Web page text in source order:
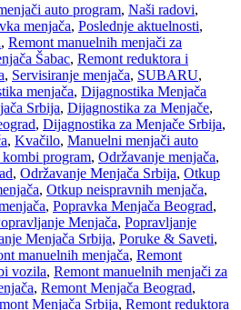
auto program, Naši radovi,
menjača, Poslednje aktuelnosti,
, Remont manuelnih menjači za
Šabac, Remont reduktora i
, Servisiranje menjača, SUBARU,
menjača, Dijagnostika Menjača
Srbija, Dijagnostika za Menjače,
, Dijagnostika za Menjače Srbija,
, Kvačilo, Manuelni menjači auto
program, Održavanje menjača,
, Održavanje Menjača Srbija, Otkup
, Otkup neispravnih menjača,
, Popravka Menjača Beograd,
Menjača, Popravljanje
Menjača Srbija, Poruke & Saveti,
manuelnih menjača, Remont
vozila, Remont manuelnih menjači za
, Remont Menjača Beograd,
Menjača Srbija, Remont reduktora